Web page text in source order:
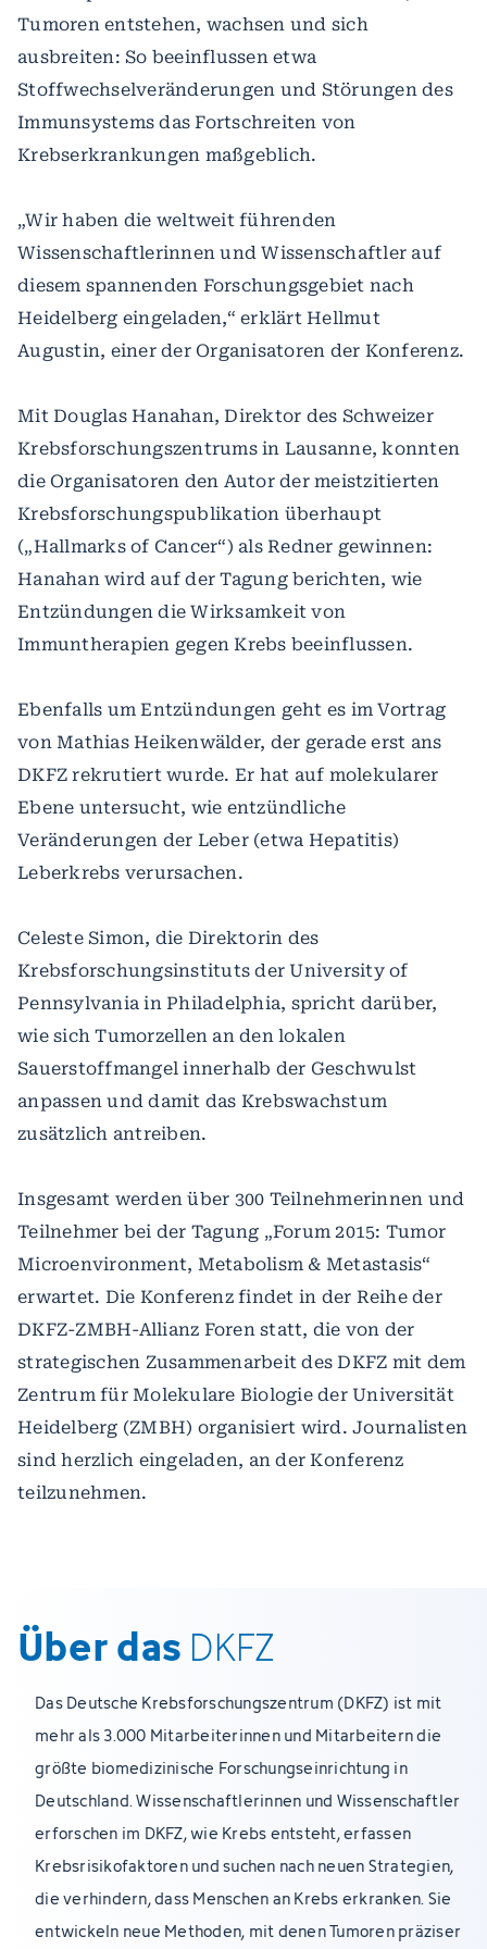
Tumoren entstehen, wachsen und sich
ausbreiten: So beeinflussen etwa
Stoffwechselveränderungen und Störungen des
Immunsystems das Fortschreiten von
Krebserkrankungen maßgeblich.
„Wir haben die weltweit führenden
Wissenschaftlerinnen und Wissenschaftler auf
diesem spannenden Forschungsgebiet nach
Heidelberg eingeladen,“ erklärt Hellmut
Augustin, einer der Organisatoren der Konferenz.
Mit Douglas Hanahan, Direktor des Schweizer
Krebsforschungszentrums in Lausanne, konnten
die Organisatoren den Autor der meistzitierten
Krebsforschungspublikation überhaupt
(„Hallmarks of Cancer“) als Redner gewinnen:
Hanahan wird auf der Tagung berichten, wie
Entzündungen die Wirksamkeit von
Immuntherapien gegen Krebs beeinflussen.
Ebenfalls um Entzündungen geht es im Vortrag
von Mathias Heikenwälder, der gerade erst ans
DKFZ rekrutiert wurde. Er hat auf molekularer
Ebene untersucht, wie entzündliche
Veränderungen der Leber (etwa Hepatitis)
Leberkrebs verursachen.
Celeste Simon, die Direktorin des
Krebsforschungsinstituts der University of
Pennsylvania in Philadelphia, spricht darüber,
wie sich Tumorzellen an den lokalen
Sauerstoffmangel innerhalb der Geschwulst
anpassen und damit das Krebswachstum
zusätzlich antreiben.
Insgesamt werden über 300 Teilnehmerinnen und
Teilnehmer bei der Tagung „Forum 2015: Tumor
Microenvironment, Metabolism & Metastasis“
erwartet. Die Konferenz findet in der Reihe der
DKFZ-ZMBH-Allianz Foren statt, die von der
strategischen Zusammenarbeit des DKFZ mit dem
Zentrum für Molekulare Biologie der Universität
Heidelberg (ZMBH) organisiert wird. Journalisten
sind herzlich eingeladen, an der Konferenz
teilzunehmen.
Über das DKFZ
Das Deutsche Krebsforschungszentrum (DKFZ) ist mit
mehr als 3.000 Mitarbeiterinnen und Mitarbeitern die
größte biomedizinische Forschungseinrichtung in
Deutschland. Wissenschaftlerinnen und Wissenschaftler
erforschen im DKFZ, wie Krebs entsteht, erfassen
Krebsrisikofaktoren und suchen nach neuen Strategien,
die verhindern, dass Menschen an Krebs erkranken. Sie
entwickeln neue Methoden, mit denen Tumoren präziser